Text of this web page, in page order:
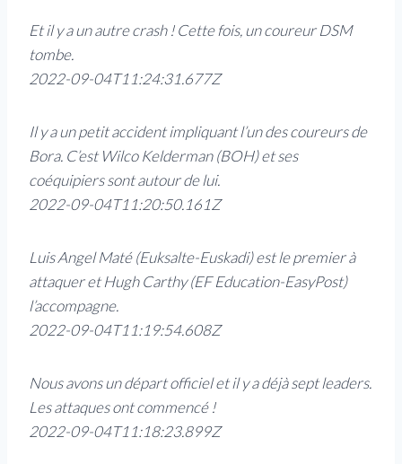
Et il y a un autre crash ! Cette fois, un coureur DSM
tombe.
2022-09-04T11:24:31.677Z
Il y a un petit accident impliquant l’un des coureurs de
Bora. C’est Wilco Kelderman (BOH) et ses
coéquipiers sont autour de lui.
2022-09-04T11:20:50.161Z
Luis Angel Maté (Euksalte-Euskadi) est le premier à
attaquer et Hugh Carthy (EF Education-EasyPost)
l’accompagne.
2022-09-04T11:19:54.608Z
Nous avons un départ officiel et il y a déjà sept leaders.
Les attaques ont commencé !
2022-09-04T11:18:23.899Z